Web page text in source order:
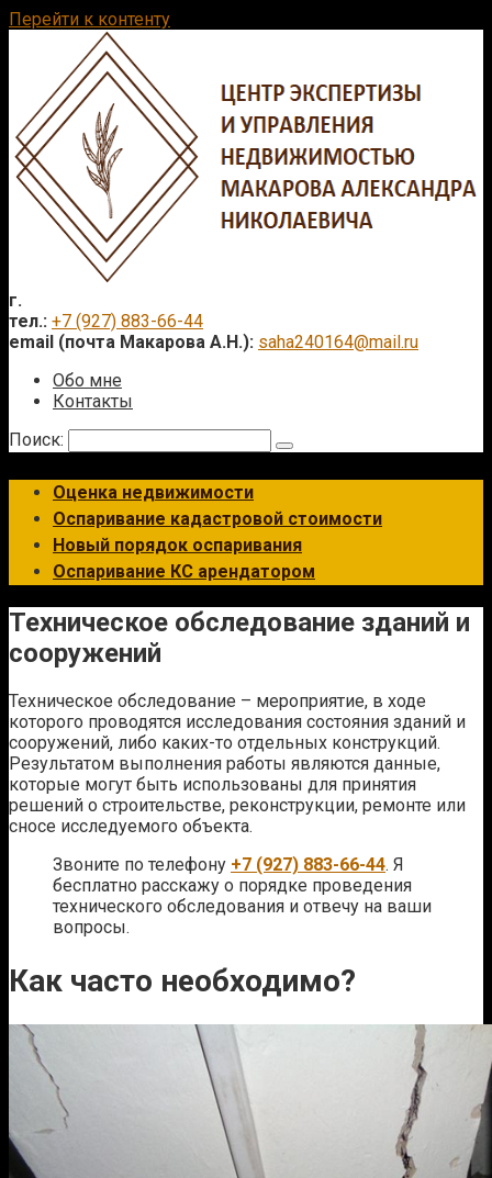
Перейти к контенту
г.
тел.: +7 (927) 883-66-44
email (почта Макарова А.Н.): saha240164@mail.ru
Обо мне
Контакты
Поиск:
Оценка недвижимости
Оспаривание кадастровой стоимости
Новый порядок оспаривания
Оспаривание КС арендатором
Техническое обследование зданий и
сооружений
Техническое обследование – мероприятие, в ходе
которого проводятся исследования состояния зданий и
сооружений, либо каких-то отдельных конструкций.
Результатом выполнения работы являются данные,
которые могут быть использованы для принятия
решений о строительстве, реконструкции, ремонте или
сносе исследуемого объекта.
Звоните по телефону +7 (927) 883-66-44. Я
бесплатно расскажу о порядке проведения
технического обследования и отвечу на ваши
вопросы.
Как часто необходимо?